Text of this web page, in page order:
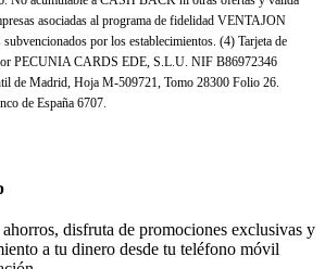
asociadas al programa de fidelidad VENTAJON
por los establecimientos. (4) Tarjeta de
PECUNIA CARDS EDE, S.L.U. NIF B86972346
de Madrid, Hoja M-509721, Tomo 28300 Folio 26.
de España 6707.
disfruta de promociones exclusivas y
a tu dinero desde tu teléfono móvil